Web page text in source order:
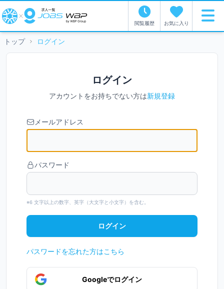
お気に入り
閲覧履歴
トップ ログイン
ログイン
アカウントをお持ちでない方は新規登録
メールアドレス
パスワード
※6 文字以上の数字、英字（大文字と小文字）を含む。
パスワードを忘れた方はこちら
Googleでログイン